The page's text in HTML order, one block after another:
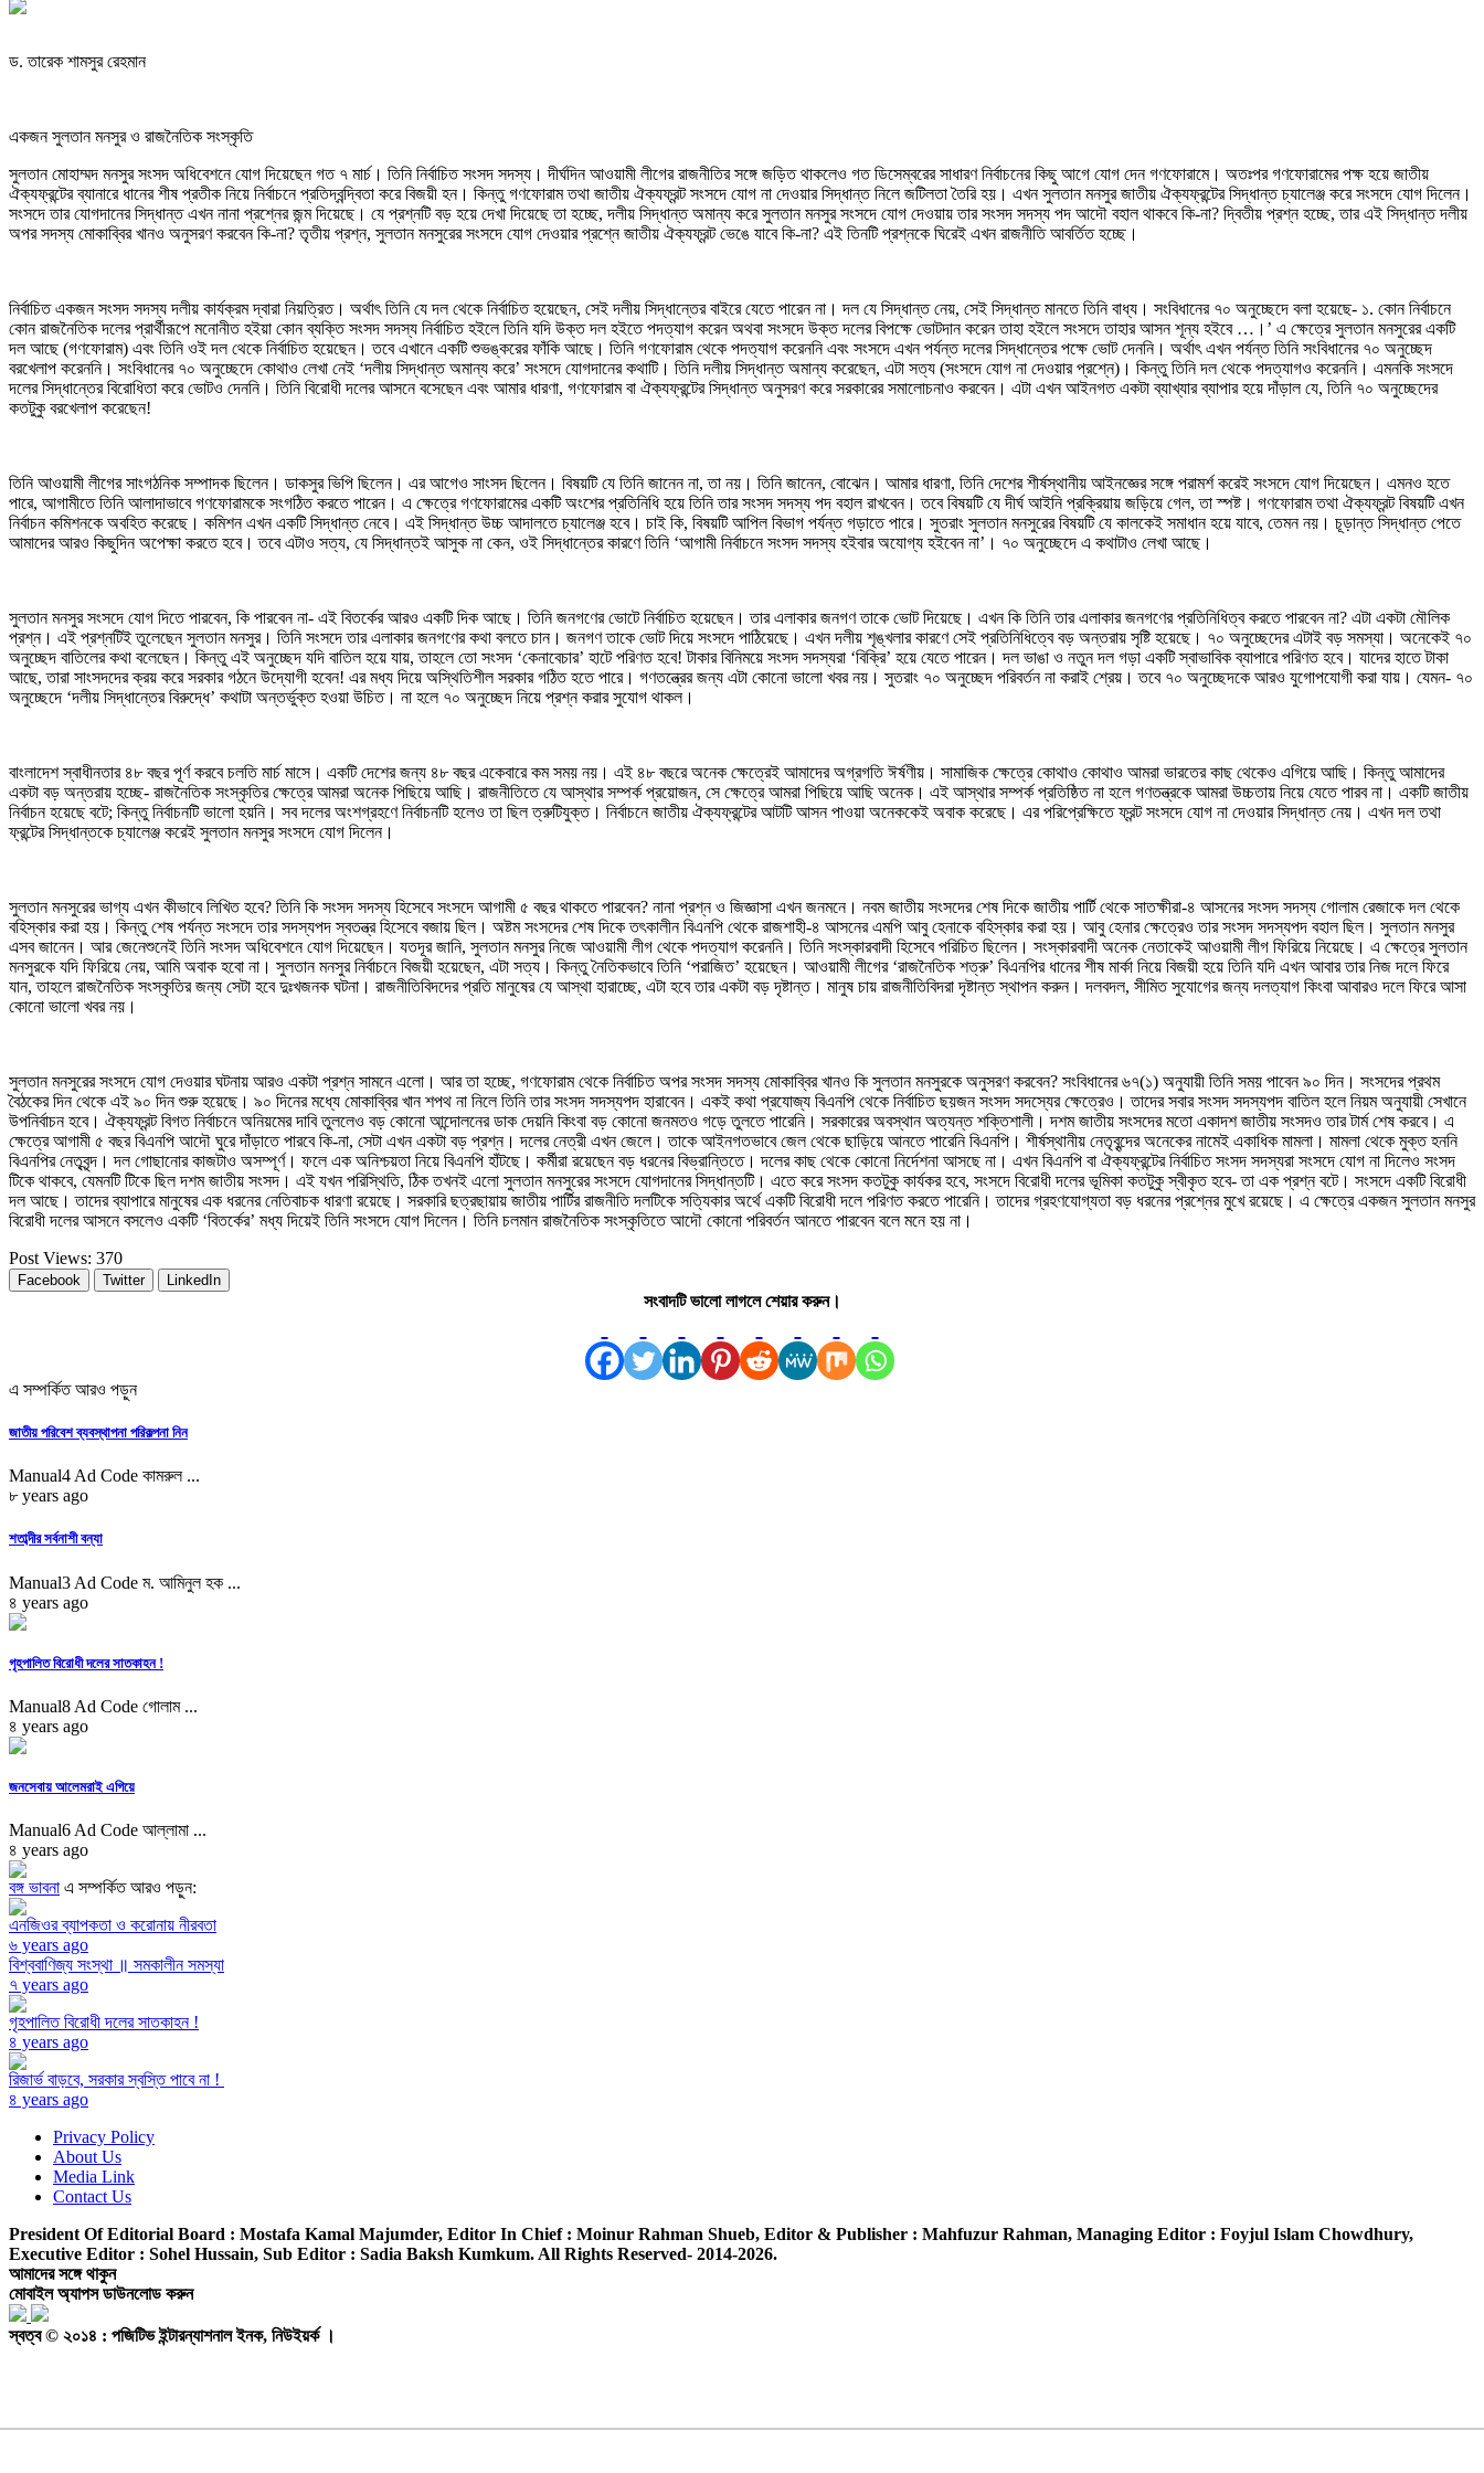
ড. তারেক শামসুর রেহমান
একজন সুলতান মনসুর ও রাজনৈতিক সংস্কৃতি
সুলতান মোহাম্মদ মনসুর সংসদ অধিবেশনে যোগ দিয়েছেন গত ৭ মার্চ। তিনি নির্বাচিত সংসদ সদস্য। দীর্ঘদিন আওয়ামী লীগের রাজনীতির সঙ্গে জড়িত থাকলেও গত ডিসেম্বরের সাধারণ নির্বাচনের কিছু আগে যোগ দেন গণফোরামে। অতঃপর গণফোরামের পক্ষ হয়ে জাতীয়
ঐক্যফ্রন্টের ব্যানারে ধানের শীষ প্রতীক নিয়ে নির্বাচনে প্রতিদ্বন্দ্বিতা করে বিজয়ী হন। কিন্তু গণফোরাম তথা জাতীয় ঐক্যফ্রন্ট সংসদে যোগ না দেওয়ার সিদ্ধান্ত নিলে জটিলতা তৈরি হয়। এখন সুলতান মনসুর জাতীয় ঐক্যফ্রন্টের সিদ্ধান্ত চ্যালেঞ্জ করে সংসদে যোগ দিলেন।
সংসদে তার যোগদানের সিদ্ধান্ত এখন নানা প্রশ্নের জন্ম দিয়েছে। যে প্রশ্নটি বড় হয়ে দেখা দিয়েছে তা হচ্ছে, দলীয় সিদ্ধান্ত অমান্য করে সুলতান মনসুর সংসদে যোগ দেওয়ায় তার সংসদ সদস্য পদ আদৌ বহাল থাকবে কি-না? দ্বিতীয় প্রশ্ন হচ্ছে, তার এই সিদ্ধান্ত দলীয়
অপর সদস্য মোকাব্বির খানও অনুসরণ করবেন কি-না? তৃতীয় প্রশ্ন, সুলতান মনসুরের সংসদে যোগ দেওয়ার প্রশ্নে জাতীয় ঐক্যফ্রন্ট ভেঙে যাবে কি-না? এই তিনটি প্রশ্নকে ঘিরেই এখন রাজনীতি আবর্তিত হচ্ছে।
নির্বাচিত একজন সংসদ সদস্য দলীয় কার্যক্রম দ্বারা নিয়ত্রিত। অর্থাৎ তিনি যে দল থেকে নির্বাচিত হয়েছেন, সেই দলীয় সিদ্ধান্তের বাইরে যেতে পারেন না। দল যে সিদ্ধান্ত নেয়, সেই সিদ্ধান্ত মানতে তিনি বাধ্য। সংবিধানের ৭০ অনুচ্ছেদে বলা হয়েছে- ১. কোন নির্বাচনে
কোন রাজনৈতিক দলের প্রার্থীরূপে মনোনীত হইয়া কোন ব্যক্তি সংসদ সদস্য নির্বাচিত হইলে তিনি যদি উক্ত দল হইতে পদত্যাগ করেন অথবা সংসদে উক্ত দলের বিপক্ষে ভোটদান করেন তাহা হইলে সংসদে তাহার আসন শূন্য হইবে …।’ এ ক্ষেত্রে সুলতান মনসুরের একটি
দল আছে (গণফোরাম) এবং তিনি ওই দল থেকে নির্বাচিত হয়েছেন। তবে এখানে একটি শুভঙ্করের ফাঁকি আছে। তিনি গণফোরাম থেকে পদত্যাগ করেননি এবং সংসদে এখন পর্যন্ত দলের সিদ্ধান্তের পক্ষে ভোট দেননি। অর্থাৎ এখন পর্যন্ত তিনি সংবিধানের ৭০ অনুচ্ছেদ
বরখেলাপ করেননি। সংবিধানের ৭০ অনুচ্ছেদে কোথাও লেখা নেই ‘দলীয় সিদ্ধান্ত অমান্য করে’ সংসদে যোগদানের কথাটি। তিনি দলীয় সিদ্ধান্ত অমান্য করেছেন, এটা সত্য (সংসদে যোগ না দেওয়ার প্রশ্নে)। কিন্তু তিনি দল থেকে পদত্যাগও করেননি। এমনকি সংসদে
দলের সিদ্ধান্তের বিরোধিতা করে ভোটও দেননি। তিনি বিরোধী দলের আসনে বসেছেন এবং আমার ধারণা, গণফোরাম বা ঐক্যফ্রন্টের সিদ্ধান্ত অনুসরণ করে সরকারের সমালোচনাও করবেন। এটা এখন আইনগত একটা ব্যাখ্যার ব্যাপার হয়ে দাঁড়াল যে, তিনি ৭০ অনুচ্ছেদের
কতটুকু বরখেলাপ করেছেন!
তিনি আওয়ামী লীগের সাংগঠনিক সম্পাদক ছিলেন। ডাকসুর ভিপি ছিলেন। এর আগেও সাংসদ ছিলেন। বিষয়টি যে তিনি জানেন না, তা নয়। তিনি জানেন, বোঝেন। আমার ধারণা, তিনি দেশের শীর্ষস্থানীয় আইনজ্ঞের সঙ্গে পরামর্শ করেই সংসদে যোগ দিয়েছেন। এমনও হতে
পারে, আগামীতে তিনি আলাদাভাবে গণফোরামকে সংগঠিত করতে পারেন। এ ক্ষেত্রে গণফোরামের একটি অংশের প্রতিনিধি হয়ে তিনি তার সংসদ সদস্য পদ বহাল রাখবেন। তবে বিষয়টি যে দীর্ঘ আইনি প্রক্রিয়ায় জড়িয়ে গেল, তা স্পষ্ট। গণফোরাম তথা ঐক্যফ্রন্ট বিষয়টি এখন
নির্বাচন কমিশনকে অবহিত করেছে। কমিশন এখন একটি সিদ্ধান্ত নেবে। এই সিদ্ধান্ত উচ্চ আদালতে চ্যালেঞ্জ হবে। চাই কি, বিষয়টি আপিল বিভাগ পর্যন্ত গড়াতে পারে। সুতরাং সুলতান মনসুরের বিষয়টি যে কালকেই সমাধান হয়ে যাবে, তেমন নয়। চূড়ান্ত সিদ্ধান্ত পেতে
আমাদের আরও কিছুদিন অপেক্ষা করতে হবে। তবে এটাও সত্য, যে সিদ্ধান্তই আসুক না কেন, ওই সিদ্ধান্তের কারণে তিনি ‘আগামী নির্বাচনে সংসদ সদস্য হইবার অযোগ্য হইবেন না’। ৭০ অনুচ্ছেদে এ কথাটাও লেখা আছে।
সুলতান মনসুর সংসদে যোগ দিতে পারবেন, কি পারবেন না- এই বিতর্কের আরও একটি দিক আছে। তিনি জনগণের ভোটে নির্বাচিত হয়েছেন। তার এলাকার জনগণ তাকে ভোট দিয়েছে। এখন কি তিনি তার এলাকার জনগণের প্রতিনিধিত্ব করতে পারবেন না? এটা একটা মৌলিক
প্রশ্ন। এই প্রশ্নটিই তুলেছেন সুলতান মনসুর। তিনি সংসদে তার এলাকার জনগণের কথা বলতে চান। জনগণ তাকে ভোট দিয়ে সংসদে পাঠিয়েছে। এখন দলীয় শৃঙ্খলার কারণে সেই প্রতিনিধিত্বে বড় অন্তরায় সৃষ্টি হয়েছে। ৭০ অনুচ্ছেদের এটাই বড় সমস্যা। অনেকেই ৭০
অনুচ্ছেদ বাতিলের কথা বলেছেন। কিন্তু এই অনুচ্ছেদ যদি বাতিল হয়ে যায়, তাহলে তো সংসদ ‘কেনাবেচার’ হাটে পরিণত হবে! টাকার বিনিময়ে সংসদ সদস্যরা ‘বিক্রি’ হয়ে যেতে পারেন। দল ভাঙা ও নতুন দল গড়া একটি স্বাভাবিক ব্যাপারে পরিণত হবে। যাদের হাতে টাকা
আছে, তারা সাংসদদের ক্রয় করে সরকার গঠনে উদ্যোগী হবেন! এর মধ্য দিয়ে অস্থিতিশীল সরকার গঠিত হতে পারে। গণতন্ত্রের জন্য এটা কোনো ভালো খবর নয়। সুতরাং ৭০ অনুচ্ছেদ পরিবর্তন না করাই শ্রেয়। তবে ৭০ অনুচ্ছেদকে আরও যুগোপযোগী করা যায়। যেমন- ৭০
অনুচ্ছেদে ‘দলীয় সিদ্ধান্তের বিরুদ্ধে’ কথাটা অন্তর্ভুক্ত হওয়া উচিত। না হলে ৭০ অনুচ্ছেদ নিয়ে প্রশ্ন করার সুযোগ থাকল।
বাংলাদেশ স্বাধীনতার ৪৮ বছর পূর্ণ করবে চলতি মার্চ মাসে। একটি দেশের জন্য ৪৮ বছর একেবারে কম সময় নয়। এই ৪৮ বছরে অনেক ক্ষেত্রেই আমাদের অগ্রগতি ঈর্ষণীয়। সামাজিক ক্ষেত্রে কোথাও কোথাও আমরা ভারতের কাছ থেকেও এগিয়ে আছি। কিন্তু আমাদের
একটা বড় অন্তরায় হচ্ছে- রাজনৈতিক সংস্কৃতির ক্ষেত্রে আমরা অনেক পিছিয়ে আছি। রাজনীতিতে যে আস্থার সম্পর্ক প্রয়োজন, সে ক্ষেত্রে আমরা পিছিয়ে আছি অনেক। এই আস্থার সম্পর্ক প্রতিষ্ঠিত না হলে গণতন্ত্রকে আমরা উচ্চতায় নিয়ে যেতে পারব না। একটি জাতীয়
নির্বাচন হয়েছে বটে; কিন্তু নির্বাচনটি ভালো হয়নি। সব দলের অংশগ্রহণে নির্বাচনটি হলেও তা ছিল ত্রুটিযুক্ত। নির্বাচনে জাতীয় ঐক্যফ্রন্টের আটটি আসন পাওয়া অনেককেই অবাক করেছে। এর পরিপ্রেক্ষিতে ফ্রন্ট সংসদে যোগ না দেওয়ার সিদ্ধান্ত নেয়। এখন দল তথা
ফ্রন্টের সিদ্ধান্তকে চ্যালেঞ্জ করেই সুলতান মনসুর সংসদে যোগ দিলেন।
সুলতান মনসুরের ভাগ্য এখন কীভাবে লিখিত হবে? তিনি কি সংসদ সদস্য হিসেবে সংসদে আগামী ৫ বছর থাকতে পারবেন? নানা প্রশ্ন ও জিজ্ঞাসা এখন জনমনে। নবম জাতীয় সংসদের শেষ দিকে জাতীয় পার্টি থেকে সাতক্ষীরা-৪ আসনের সংসদ সদস্য গোলাম রেজাকে দল থেকে
বহিস্কার করা হয়। কিন্তু শেষ পর্যন্ত সংসদে তার সদস্যপদ স্বতন্ত্র হিসেবে বজায় ছিল। অষ্টম সংসদের শেষ দিকে তৎকালীন বিএনপি থেকে রাজশাহী-৪ আসনের এমপি আবু হেনাকে বহিস্কার করা হয়। আবু হেনার ক্ষেত্রেও তার সংসদ সদস্যপদ বহাল ছিল। সুলতান মনসুর
এসব জানেন। আর জেনেশুনেই তিনি সংসদ অধিবেশনে যোগ দিয়েছেন। যতদূর জানি, সুলতান মনসুর নিজে আওয়ামী লীগ থেকে পদত্যাগ করেননি। তিনি সংস্কারবাদী হিসেবে পরিচিত ছিলেন। সংস্কারবাদী অনেক নেতাকেই আওয়ামী লীগ ফিরিয়ে নিয়েছে। এ ক্ষেত্রে সুলতান
মনসুরকে যদি ফিরিয়ে নেয়, আমি অবাক হবো না। সুলতান মনসুর নির্বাচনে বিজয়ী হয়েছেন, এটা সত্য। কিন্তু নৈতিকভাবে তিনি ‘পরাজিত’ হয়েছেন। আওয়ামী লীগের ‘রাজনৈতিক শত্রু’ বিএনপির ধানের শীষ মার্কা নিয়ে বিজয়ী হয়ে তিনি যদি এখন আবার তার নিজ দলে ফিরে
যান, তাহলে রাজনৈতিক সংস্কৃতির জন্য সেটা হবে দুঃখজনক ঘটনা। রাজনীতিবিদদের প্রতি মানুষের যে আস্থা হারাচ্ছে, এটা হবে তার একটা বড় দৃষ্টান্ত। মানুষ চায় রাজনীতিবিদরা দৃষ্টান্ত স্থাপন করুন। দলবদল, সীমিত সুযোগের জন্য দলত্যাগ কিংবা আবারও দলে ফিরে আসা
কোনো ভালো খবর নয়।
সুলতান মনসুরের সংসদে যোগ দেওয়ার ঘটনায় আরও একটা প্রশ্ন সামনে এলো। আর তা হচ্ছে, গণফোরাম থেকে নির্বাচিত অপর সংসদ সদস্য মোকাব্বির খানও কি সুলতান মনসুরকে অনুসরণ করবেন? সংবিধানের ৬৭(১) অনুযায়ী তিনি সময় পাবেন ৯০ দিন। সংসদের প্রথম
বৈঠকের দিন থেকে এই ৯০ দিন শুরু হয়েছে। ৯০ দিনের মধ্যে মোকাব্বির খান শপথ না নিলে তিনি তার সংসদ সদস্যপদ হারাবেন। একই কথা প্রযোজ্য বিএনপি থেকে নির্বাচিত ছয়জন সংসদ সদস্যের ক্ষেত্রেও। তাদের সবার সংসদ সদস্যপদ বাতিল হলে নিয়ম অনুযায়ী সেখানে
উপনির্বাচন হবে। ঐক্যফ্রন্ট বিগত নির্বাচনে অনিয়মের দাবি তুললেও বড় কোনো আন্দোলনের ডাক দেয়নি কিংবা বড় কোনো জনমতও গড়ে তুলতে পারেনি। সরকারের অবস্থান অত্যন্ত শক্তিশালী। দশম জাতীয় সংসদের মতো একাদশ জাতীয় সংসদও তার টার্ম শেষ করবে। এ
ক্ষেত্রে আগামী ৫ বছর বিএনপি আদৌ ঘুরে দাঁড়াতে পারবে কি-না, সেটা এখন একটা বড় প্রশ্ন। দলের নেত্রী এখন জেলে। তাকে আইনগতভাবে জেল থেকে ছাড়িয়ে আনতে পারেনি বিএনপি। শীর্ষস্থানীয় নেতৃবৃন্দের অনেকের নামেই একাধিক মামলা। মামলা থেকে মুক্ত হননি
বিএনপির নেতৃবৃন্দ। দল গোছানোর কাজটাও অসম্পূর্ণ। ফলে এক অনিশ্চয়তা নিয়ে বিএনপি হাঁটছে। কর্মীরা রয়েছেন বড় ধরনের বিভ্রান্তিতে। দলের কাছ থেকে কোনো নির্দেশনা আসছে না। এখন বিএনপি বা ঐক্যফ্রন্টের নির্বাচিত সংসদ সদস্যরা সংসদে যোগ না দিলেও সংসদ
টিকে থাকবে, যেমনটি টিকে ছিল দশম জাতীয় সংসদ। এই যখন পরিস্থিতি, ঠিক তখনই এলো সুলতান মনসুরের সংসদে যোগদানের সিদ্ধান্তটি। এতে করে সংসদ কতটুকু কার্যকর হবে, সংসদে বিরোধী দলের ভূমিকা কতটুকু স্বীকৃত হবে- তা এক প্রশ্ন বটে। সংসদে একটি বিরোধী
দল আছে। তাদের ব্যাপারে মানুষের এক ধরনের নেতিবাচক ধারণা রয়েছে। সরকারি ছত্রছায়ায় জাতীয় পার্টির রাজনীতি দলটিকে সত্যিকার অর্থে একটি বিরোধী দলে পরিণত করতে পারেনি। তাদের গ্রহণযোগ্যতা বড় ধরনের প্রশ্নের মুখে রয়েছে। এ ক্ষেত্রে একজন সুলতান মনসুর
বিরোধী দলের আসনে বসলেও একটি ‘বিতর্কের’ মধ্য দিয়েই তিনি সংসদে যোগ দিলেন। তিনি চলমান রাজনৈতিক সংস্কৃতিতে আদৌ কোনো পরিবর্তন আনতে পারবেন বলে মনে হয় না।
Post Views: 370
Facebook Twitter LinkedIn
সংবাদটি ভালো লাগলে শেয়ার করুন।
এ সম্পর্কিত আরও পড়ুন
জাতীয় পরিবেশ ব্যবস্থাপনা পরিকল্পনা নিন
Manual4 Ad Code কামরুল ...
৮ years ago
শতাব্দীর সর্বনাশী বন্যা
Manual3 Ad Code ম. আমিনুল হক ...
৪ years ago
গৃহপালিত বিরোধী দলের সাতকাহন !
Manual8 Ad Code গোলাম ...
৪ years ago
জনসেবায় আলেমরাই এগিয়ে
Manual6 Ad Code আল্লামা ...
৪ years ago
বঙ্গ ভাবনা এ সম্পর্কিত আরও পড়ুন:
এনজিওর ব্যাপকতা ও করোনায় নীরবতা
৬ years ago
বিশ্ববাণিজ্য সংস্থা ॥ সমকালীন সমস্যা
৭ years ago
গৃহপালিত বিরোধী দলের সাতকাহন !
৪ years ago
রিজার্ভ বাড়বে, সরকার স্বস্তি পাবে না !
৪ years ago
Privacy Policy
About Us
Media Link
Contact Us
President Of Editorial Board : Mostafa Kamal Majumder, Editor In Chief : Moinur Rahman Shueb, Editor & Publisher : Mahfuzur Rahman, Managing Editor : Foyjul Islam Chowdhury,
Executive Editor : Sohel Hussain, Sub Editor : Sadia Baksh Kumkum. All Rights Reserved- 2014-2026.
আমাদের সঙ্গে থাকুন
মোবাইল অ্যাপস ডাউনলোড করুন
স্বত্ব © ২০১৪ : পজিটিভ ইন্টারন্যাশনাল ইনক, নিউইয়র্ক ।